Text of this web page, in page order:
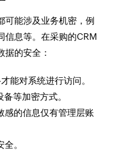
可能涉及业务机密，例
信息等。在采购的CRM
据的安全：
能对系统进行访问。
等加密方式。
感的信息仅有管理层账
。